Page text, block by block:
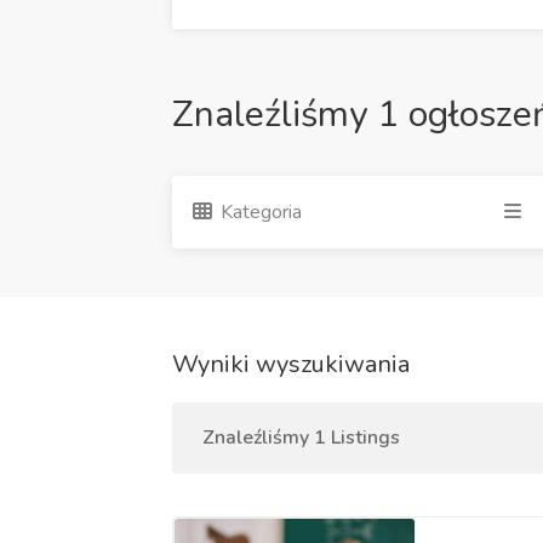
Znaleźliśmy 1
Kategoria
Wyniki wyszukiwania
Znaleźliśmy 1 Listings